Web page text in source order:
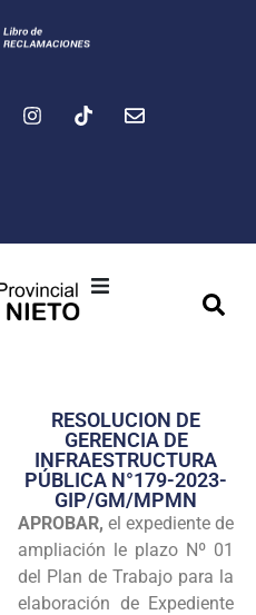
Transparencia
Seguridad
Programas
Intranet
RESOLUCION DE
GERENCIA DE
INFRAESTRUCTURA
PÚBLICA N°179-2023-
GIP/GM/MPMN
APROBAR, el expediente de
ampliación le plazo Nº 01
del Plan de Trabajo para la
elaboración de Expediente